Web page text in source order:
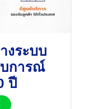
งระบบ
บการณ์
ปี